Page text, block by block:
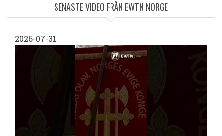
SENASTE VIDEO FRÅN EWTN NORGE
2026-07-31